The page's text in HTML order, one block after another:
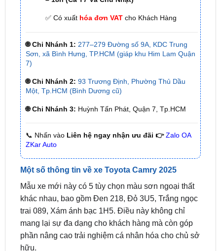
🌐 Chi Nhánh 1: 277–279 Đường số 9A, KDC Trung
🌐 Chi Nhánh 2: 93 Trương Định, Phường Thủ Dầu
Một, Tp.HCM (Bình Dương cũ)
🌐 Chi Nhánh 3: Huỳnh Tấn Phát, Quận 7, Tp.HCM
📞 Nhấn vàoLiên hệ ngay nhận ưu đãi 👉 Zalo OA
Một số thông tin về xe Toyota Camry 2025
Mẫu xe mới này có 5 tùy chọn màu sơn ngoại thất
khác nhau, bao gồm Đen 218, Đỏ 3U5, Trắng ngọc
trai 089, Xám ánh bạc 1H5. Điều này không chỉ
mang lại sự đa dạng cho khách hàng mà còn góp
phần nâng cao trải nghiệm cá nhân hóa cho chủ sở
hữu.
Không chỉ dừng lại ở đó, Toyota Camry 2025 còn